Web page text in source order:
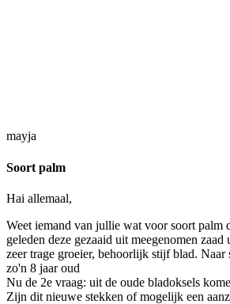
mayja
Soort palm
Hai allemaal,
Weet iemand van jullie wat voor soort palm
geleden deze gezaaid uit meegenomen zaad
zeer trage groeier, behoorlijk stijf blad. Naar
zo'n 8 jaar oud
Nu de 2e vraag: uit de oude bladoksels
Zijn dit nieuwe stekken of mogelijk een